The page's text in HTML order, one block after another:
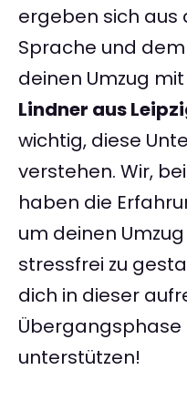
ergeben sich aus
Sprache und
deinen Umzug mit
Lindner aus
wichtig, diese
verstehen. Wir,
haben die
um deinen
stressfrei zu
dich in dieser
Übergangsphase
unterstützen!